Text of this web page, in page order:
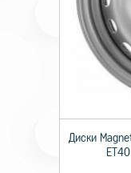
Диски